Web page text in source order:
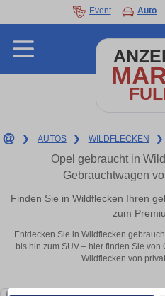
Event Auto
❯ AUTOS ❯ WILDFLECKEN ❯
Opel gebraucht in
Gebrauchtwagen
Finden Sie in Wildflecken Ihren
zum
Entdecken Sie in Wildflecken
bis hin zum SUV – hier finden Sie
Wildflecken von